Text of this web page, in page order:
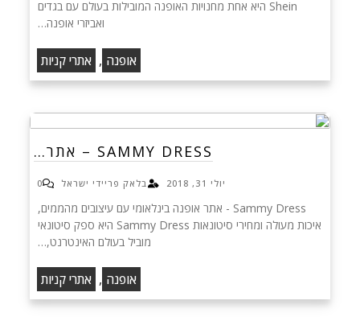
Shein היא אחת מחנויות האופנה המובילות בעולם עם בגדים
ואביזרי אופנה…
אופנה , אתרי קניות
SAMMY DRESS – אתר…
יולי 31, 2018 בלאק פריידי ישראל 0
Sammy Dress - אתר אופנה בינלאומי עם עיצובים מהממים,
איכות מעולה ומחירי סיטונאות Sammy Dress היא ספק סיטונאי
מוביל בעולם האינטרנט,…
אופנה , אתרי קניות